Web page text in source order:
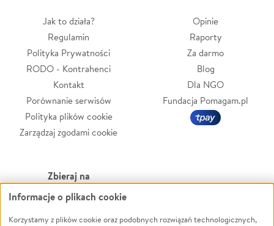
Jak to działa?
Regulamin
Polityka Prywatności
RODO - Kontrahenci
Kontakt
Porównanie serwisów
Polityka plików cookie
Zarządzaj zgodami cookie
Opinie
Raporty
Za darmo
Blog
Dla NGO
Fundacja Pomagam.pl
Zbieraj na
Leczenie
Zwierzęta
Powódź
Informacje o plikach cookie
Korzystamy z plików cookie oraz podobnych rozwiązań technologicznych,